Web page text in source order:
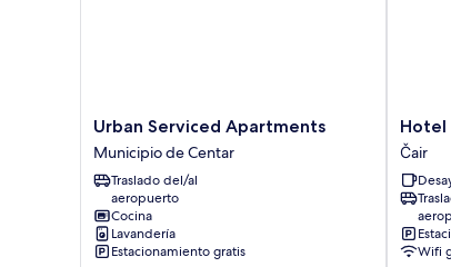
Urban
Serviced
Apartments
Municipio
Centar
Urban Serviced Apartments
Municipio de Centar
Traslado del/al
aeropuerto
Cocina
Lavandería
Estacionamiento gratis
Hotel
De
KOKA
Čair
Hotel
Čair
Wifi